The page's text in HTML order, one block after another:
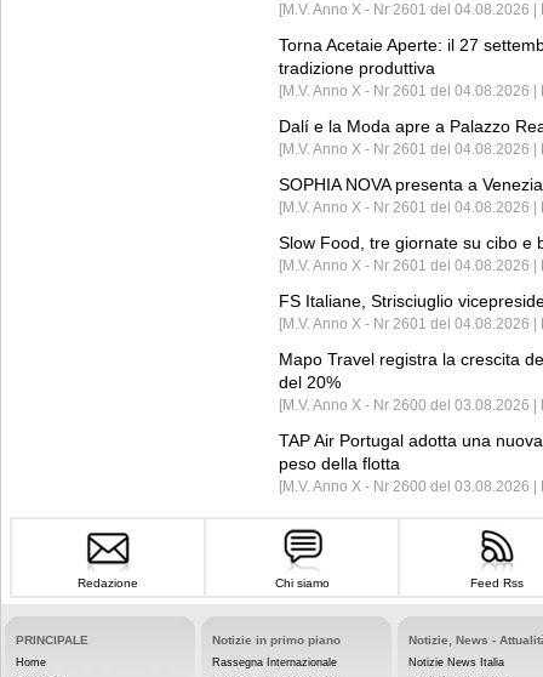
[M.V. Anno X - Nr 2601 del 04.08.2026 |
Torna Acetaie Aperte: il 27
tradizione produttiva
[M.V. Anno X - Nr 2601 del 04.08.2026 |
Dalí e la Moda apre a Palazzo
[M.V. Anno X - Nr 2601 del 04.08.2026 |
SOPHIA NOVA presenta a
[M.V. Anno X - Nr 2601 del 04.08.2026
Slow Food, tre giornate su cibo e
[M.V. Anno X - Nr 2601 del 04.08.2026 |
FS Italiane, Strisciuglio
[M.V. Anno X - Nr 2601 del 04.08.2026 |
Mapo Travel registra la crescita
del 20%
[M.V. Anno X - Nr 2600 del 03.08.2026 |
TAP Air Portugal adotta una
peso della flotta
[M.V. Anno X - Nr 2600 del 03.08.2026
Redazione Chi siamo Feed Rss
PRINCIPALE
Home
Notizie in primo piano
Rassegna Internazionale
Notizie, News -
Notizie News Italia